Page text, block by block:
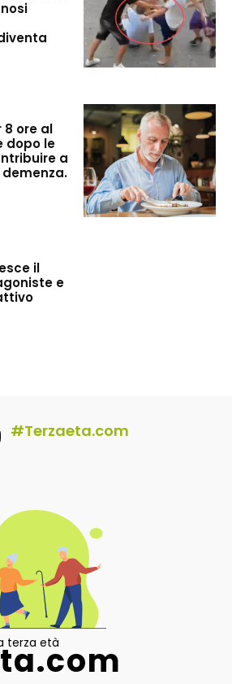
8 ore al
dopo le
a
il
e
#Terzaeta.com
terza età